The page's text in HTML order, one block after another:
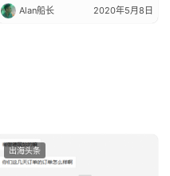
Alan船长 2020年5月8日
出海头条